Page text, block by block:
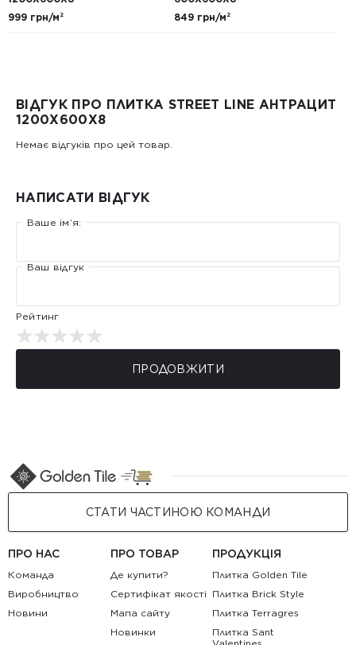
999 грн/м²
849 грн/м²
ВІДГУК ПРО ПЛИТКА STREET LINE АНТРАЦИТ
1200Х600X8
Немає відгуків про цей товар.
НАПИСАТИ ВІДГУК
Ваше ім’я:
Ваш відгук
Рейтинг
ПРОДОВЖИТИ
СТАТИ ЧАСТИНОЮ КОМАНДИ
ПРО НАС
Команда
Виробництво
Новини
ПРО ТОВАР
Де купити?
Сертифікат якості
Мапа сайту
Новинки
ПРОДУКЦІЯ
Плитка Golden Tile
Плитка Brick Style
Плитка Terragres
Плитка Sant